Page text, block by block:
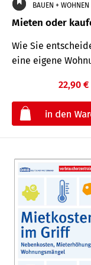
BAUEN + WOHNEN
Mieten oder
Wie Sie
eine eigene
22,90 €